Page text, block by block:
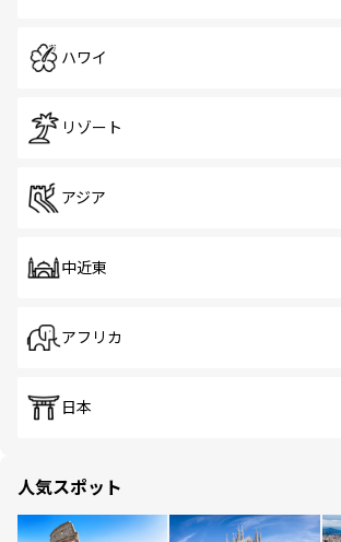
ハワイ
リゾート
アジア
中近東
アフリカ
日本
人気スポット